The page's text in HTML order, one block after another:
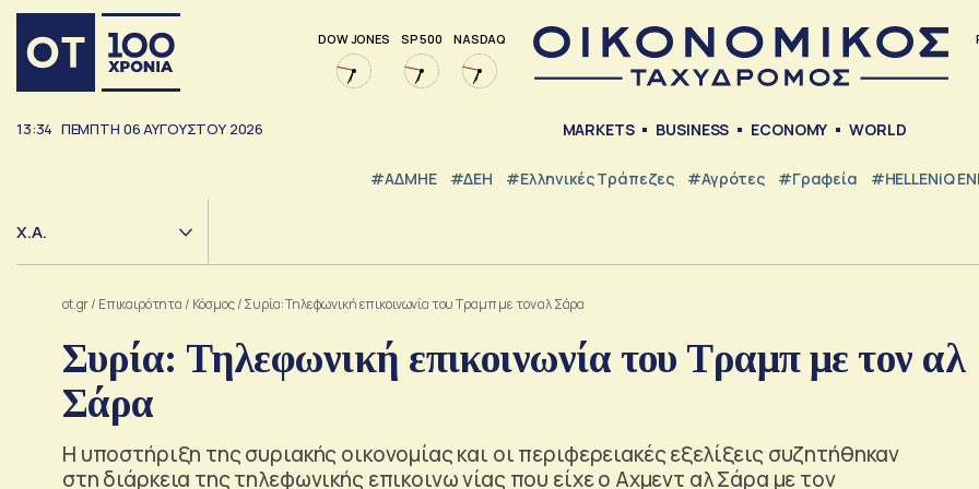
DOW JONES SP 500 NASDAQ
13:34 ΠΕΜΠΤΗ 06ΑΥΓΟΥΣΤΟΥ 2026 MARKETS BUSINESS ECONOMY WORLD
#ΑΔΜΗΕ #ΔΕΗ #ελληνικές Τράπεζες #Αγρότες #Γραφεία #HELLENiQ
Χ.Α.
ot.gr/ Επικαιρότητα / Κόσμος/Συρία: Τηλεφωνική επικοινωνία του Τραμπ με τον αλ Σάρα
Συρία: Τηλεφωνική επικοινωνία του Τραμπ με τον αλ
Σάρα
Η υποστήριξη της συριακής οικονομίας και οι περιφερειακές εξελίξεις συζητήθηκαν
στη διάρκεια της τηλεφωνικής επικοινω νίας που είχε ο Αχμεντ αλ Σάρα με τον